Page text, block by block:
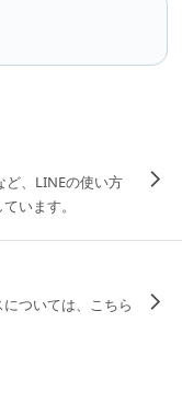
ど、LINEの使い方
います。
ついては、こちら